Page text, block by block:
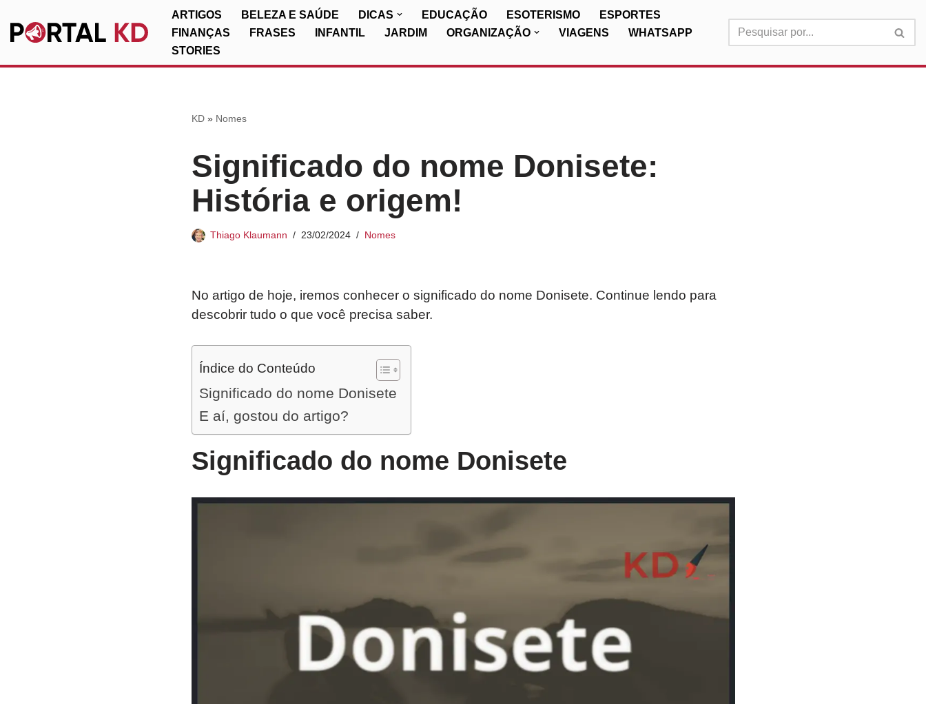
Pular
ARTIGOS BELEZA E SAÚDE DICAS EDUCAÇÃO ESOTERISMO
ESPORTES
FINANÇAS
FRASES INFANTIL JARDIM ORGANIZAÇÃO VIAGENS
WHATSAPP
STORIES
KD» Nomes
Significado do nome Donisete:
História e origem!
Thiago Klaumann 23/02/2024 Nomes
No artigo de hoje, iremos conhecer o significado do nome Donisete. Continue lendo para
descobrir tudo o que você precisa saber.
Índice do Conteúdo
Significado do nome Donisete
E aí, gostou do artigo?
Significado do nome Donisete